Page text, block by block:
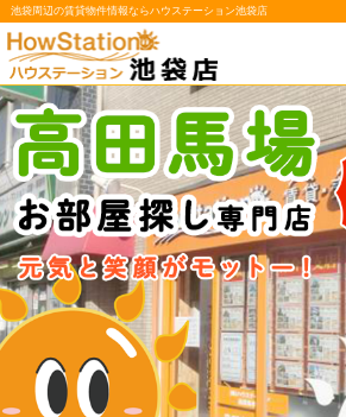
池袋周辺の賃貸物件情報ならハウステーション池袋店
/mobile_img/